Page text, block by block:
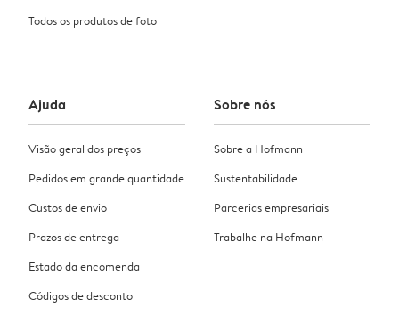
Todos os produtos de foto
Ajuda
Visão geral dos preços
Pedidos em grande quantidade
Custos de envio
Prazos de entrega
Estado da encomenda
Códigos de desconto
Sobre nós
Sobre a Hofmann
Sustentabilidade
Parcerias empresariais
Trabalhe na Hofmann